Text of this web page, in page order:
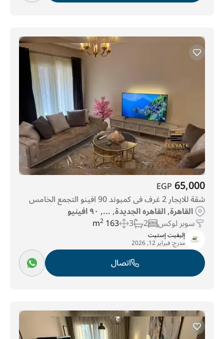
65,000
EGP
شقة للايجار 2 غرف فى كمبوند 90 افينو التجمع الخامس
القاهرة, القاهره الجديدة, ..., ٩٠ افينيو
سوبر لوكس 2
3
163 m
2
إليفيت إستيت
مدرج:فبراير 12, 2026
اتصال